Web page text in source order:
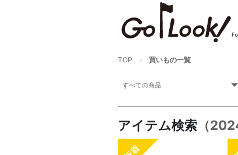
TOP 買いもの一覧
アイテム検索 （